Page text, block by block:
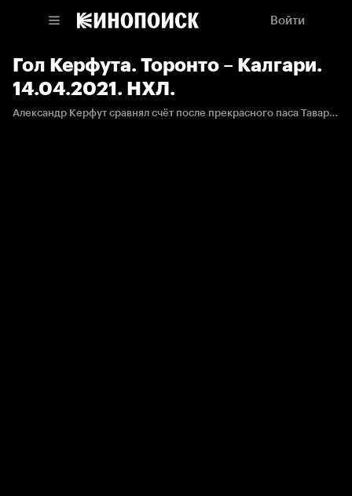
Войти
Гол Керфута. Торонто – Калгари.
14.04.2021. НХЛ.
Александр Керфут сравнял счёт после прекрасного паса Тавареса из-за ворот.